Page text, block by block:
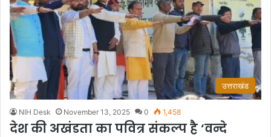
उत्तराखंड
NIH Desk November 13, 2025 0 1,458
देश की अखंडता का पवित्र संकल्प है ‘वन्दे